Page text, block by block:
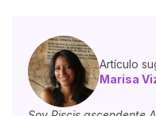
Artículo
Marisa